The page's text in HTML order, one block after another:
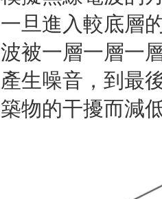
一旦進入較底層
波被一層一層一
產生噪音，到最
築物的干擾而減